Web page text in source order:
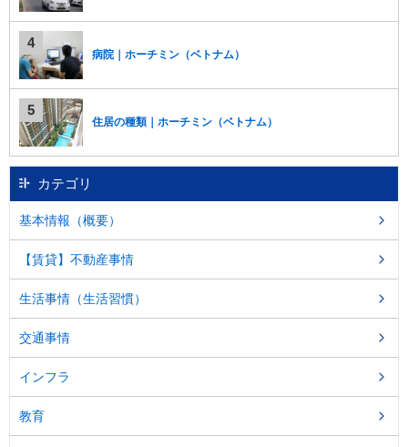
病院｜ホーチミン（ベトナム）
住居の種類｜ホーチミン（ベトナム）
カテゴリ
基本情報（概要）
【賃貸】不動産事情
生活事情（生活習慣）
交通事情
インフラ
教育